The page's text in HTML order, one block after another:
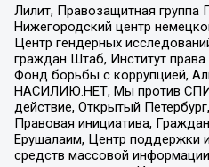
Лилит, Правозащитная группа
Нижегородский центр
Центр гендерных
граждан Штаб, Институт права
Фонд борьбы с коррупцией,
НАСИЛИЮ.НЕТ, Мы против
действие, Открытый
Правовая инициатива,
Ерушалаим, Центр поддержки
средств массовой